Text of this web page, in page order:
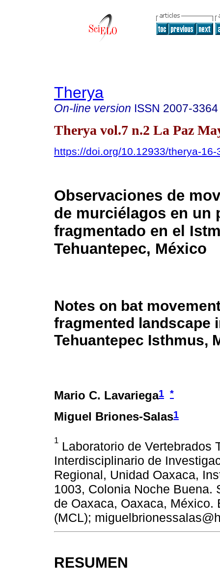
Therya
On-line version ISSN 2007-3364
Therya vol.7 n.2 La Paz
https://doi.org/10.12933/therya-16-
Observaciones de
de murciélagos en un
fragmentado en el
Tehuantepec, México
Notes on bat
fragmented landscape
Tehuantepec Isthmus,
Mario C. Lavariega1 *
Miguel Briones-Salas1
1 Laboratorio de Vertebrados
Interdisciplinario de
Regional, Unidad Oaxaca,
1003, Colonia Noche Buena.
de Oaxaca, Oaxaca,
(MCL);
RESUMEN